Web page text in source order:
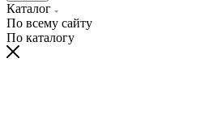
Каталог
По всему сайту
По каталогу